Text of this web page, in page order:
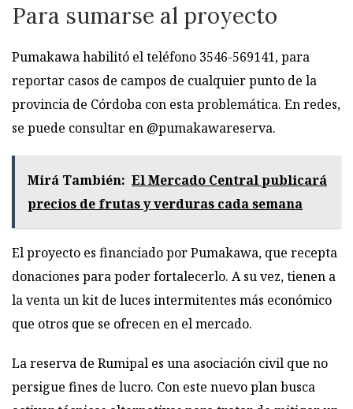
Para sumarse al proyecto
Pumakawa habilitó el teléfono 3546-569141, para
reportar casos de campos de cualquier punto de la
provincia de Córdoba con esta problemática. En redes,
se puede consultar en @pumakawareserva.
Mirá También: El Mercado Central publicará
precios de frutas y verduras cada semana
El proyecto es financiado por Pumakawa, que recepta
donaciones para poder fortalecerlo. A su vez, tienen a
la venta un kit de luces intermitentes más económico
que otros que se ofrecen en el mercado.
La reserva de Rumipal es una asociación civil que no
persigue fines de lucro. Con este nuevo plan busca